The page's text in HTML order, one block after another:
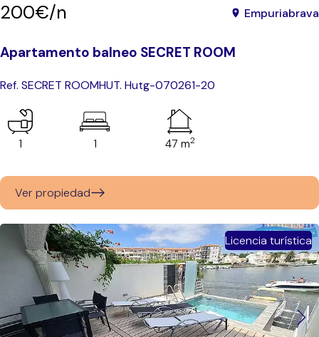
200€/n Empuriabrava
Apartamento balneo SECRET ROOM
Ref. SECRET ROOMHUT. Hutg-070261-20
1 1 47 m2
Ver propiedad
Licencia turística